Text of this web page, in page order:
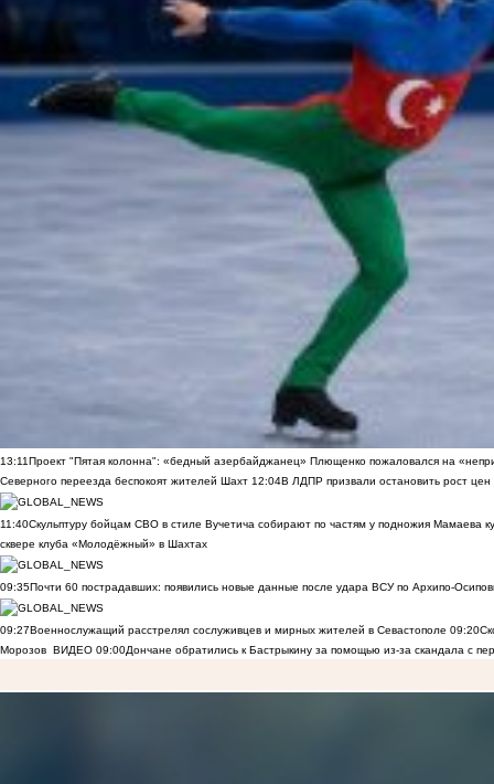
13:11Проект "Пятая колонна": «бедный азербайджанец» Плющенко пожаловался на
Северного переезда беспокоят жителей Шахт 12:04В ЛДПР призвали остановить рост цен
11:40Скульптуру бойцам СВО в стиле Вучетича собирают по частям у подножия Мамаева
сквере клуба «Молодёжный» в Шахтах
09:35Почти 60 пострадавших: появились новые данные после удара ВСУ по Архипо-
09:27Военнослужащий расстрелял сослуживцев и мирных жителей в Севастополе 09:20
Морозов ВИДЕО 09:00Дончане обратились к Бастрыкину за помощью из-за скандала с